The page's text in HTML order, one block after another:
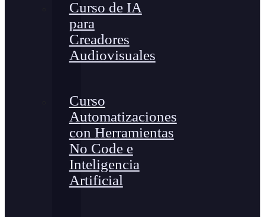
Curso de IA
para
Creadores
Audiovisuales
Curso
Automatizaciones
con Herramientas
No Code e
Inteligencia
Artificial